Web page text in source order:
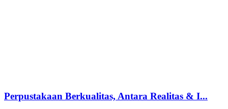
Perpustakaan Berkualitas, Antara Realitas & I...